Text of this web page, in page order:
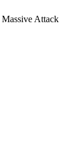
Massive Attack